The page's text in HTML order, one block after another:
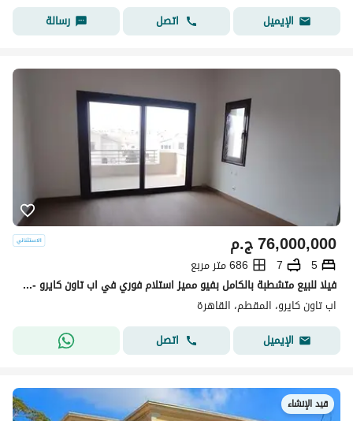
الإيميل
اتصل رسالة
ج.م76,000,000
5
7
686 متر مربع
فيلا للبيع متشطبة بالكامل بفيو مميز استلام فوري في اب تاون كايرو - المقطم Uptown Cairo
اب تاون كايرو، المقطم، القاهرة
الإيميل
اتصل
قيد الإنشاء